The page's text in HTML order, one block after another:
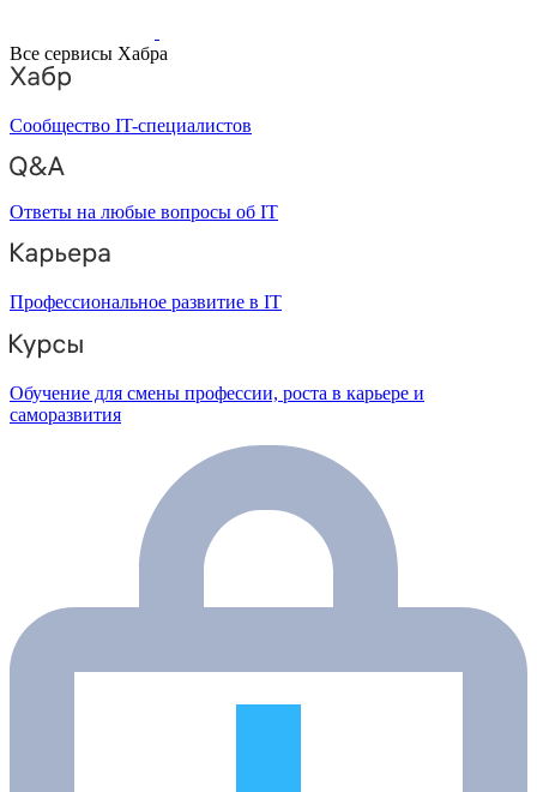
Все сервисы Хабра
Сообщество IT-специалистов
Ответы на любые вопросы об IT
Профессиональное развитие в IT
Обучение для смены профессии, роста в карьере и
саморазвития